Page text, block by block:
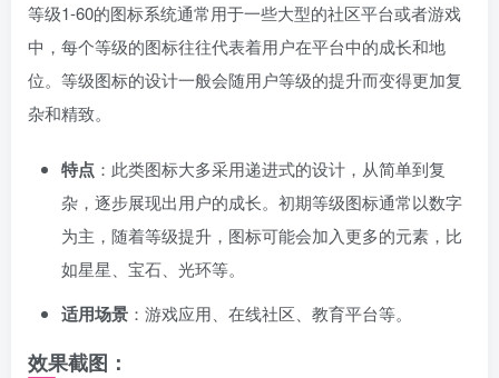
等级1-60的图标系统通常用于一些大型的社区平台或者游戏
中，每个等级的图标往往代表着用户在平台中的成长和地
位。等级图标的设计一般会随用户等级的提升而变得更加复
杂和精致。
特点 ：此类图标大多采用递进式的设计，从简单到复
杂，逐步展现出用户的成长。初期等级图标通常以数字
为主，随着等级提升，图标可能会加入更多的元素，比
如星星、宝石、光环等。
适用场景 ：游戏应用、在线社区、教育平台等。
效果截图：